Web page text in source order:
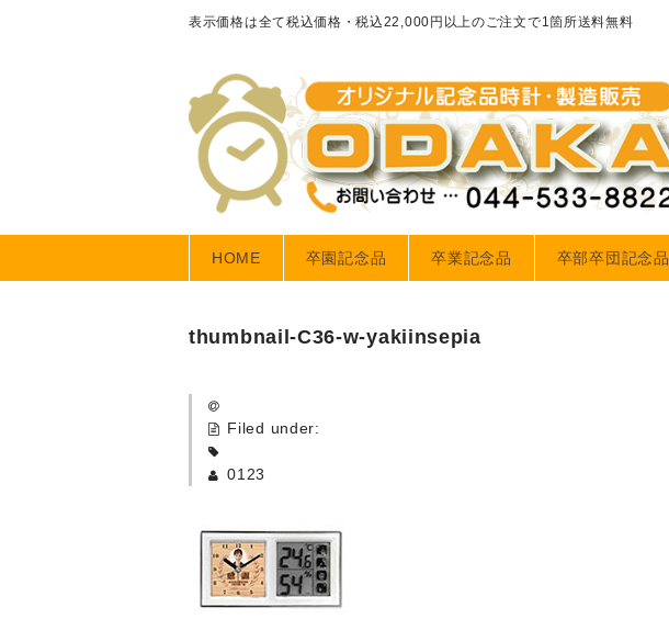
表示価格は全て税込価格・税込22,000円以上のご注文で1箇所送料無料
HOME 卒園記念品 卒業記念品 卒部卒団記念品
thumbnail-C36-w-yakiinsepia
Filed under:
0123